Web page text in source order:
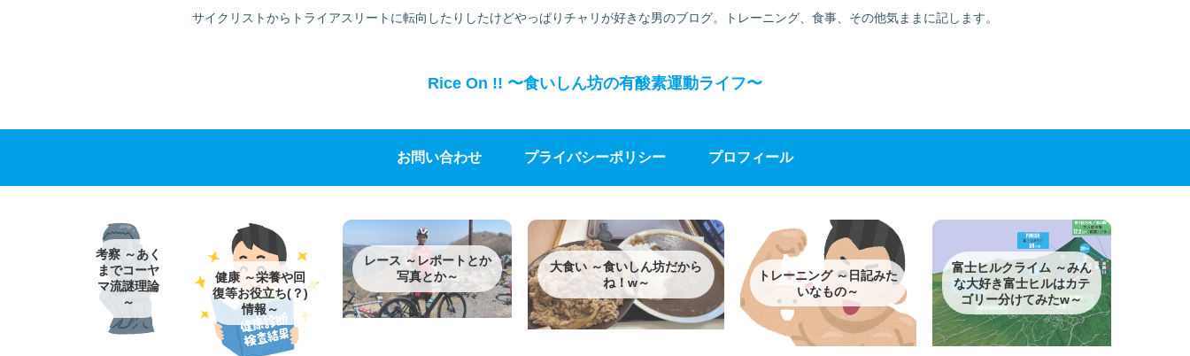
サイクリストからトライアスリートに転向したりしたけどやっぱりチャリが好きな男のブログ。トレーニング、食事、その他気ままに記します。
Rice On !! 〜食いしん坊の有酸素運動ライフ〜
お問い合わせ プライバシーポリシー プロフィール
考察 ～あく
までコーヤ
マ流謎理論
～
健康 ～栄養や回
復等お役立ち(？)
情報～
レース ～レポートとか
写真とか～
大食い ～食いしん坊だから
ね！w～
トレーニング ～日記みた
いなもの～
富士ヒルクライム ～みん
な大好き富士ヒルはカテ
ゴリー分けてみたw～